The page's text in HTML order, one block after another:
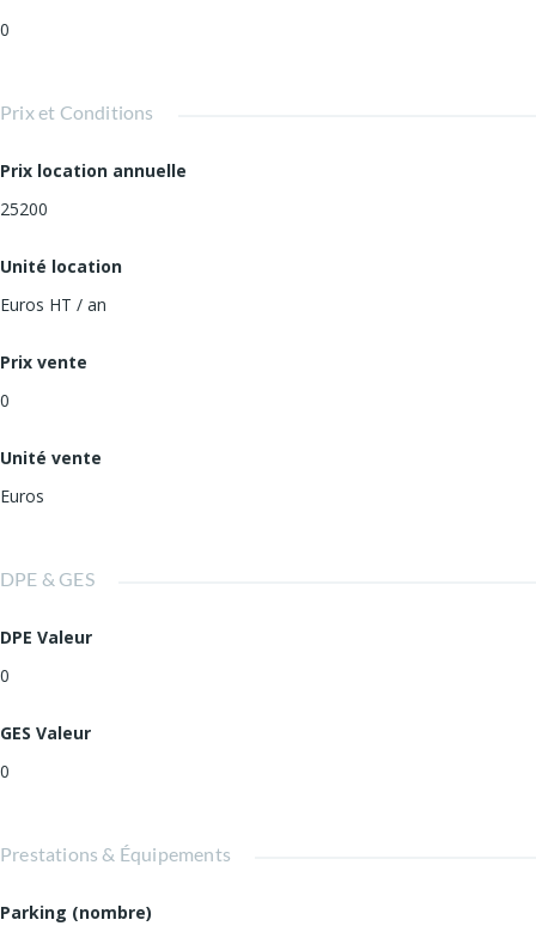
0
Prix et Conditions
Prix location annuelle
25200
Unité location
Euros HT / an
Prix vente
0
Unité vente
Euros
DPE & GES
DPE Valeur
0
GES Valeur
0
Prestations & Équipements
Parking (nombre)